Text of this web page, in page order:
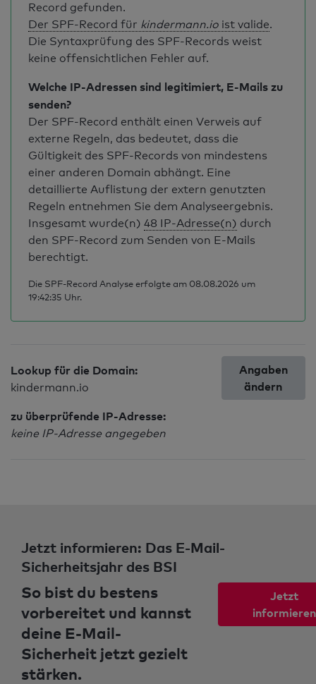
Record gefunden.
Der SPF-Record für kindermann.io ist valide.
Die Syntaxprüfung des SPF-Records weist
keine offensichtlichen Fehler auf.
Welche IP-Adressen sind legitimiert, E-Mails zu
senden?
Der SPF-Record enthält einen Verweis auf
externe Regeln, das bedeutet, dass die
Gültigkeit des SPF-Records von mindestens
einer anderen Domain abhängt. Eine
detaillierte Auflistung der extern genutzten
Regeln entnehmen Sie dem Analyseergebnis.
Insgesamt wurde(n) 48 IP-Adresse(n) durch
den SPF-Record zum Senden von E-Mails
berechtigt.
Die SPF-Record Analyse erfolgte am 08.08.2026 um
19:42:35 Uhr.
Lookup für die Domain:
kindermann.io
zu überprüfende IP-Adresse:
keine IP-Adresse angegeben
Angaben
ändern
Jetzt informieren: Das E-Mail-
Sicherheitsjahr des BSI
So bist du bestens
vorbereitet und kannst
deine E-Mail-
Sicherheit jetzt gezielt
stärken.
Jetzt
informieren